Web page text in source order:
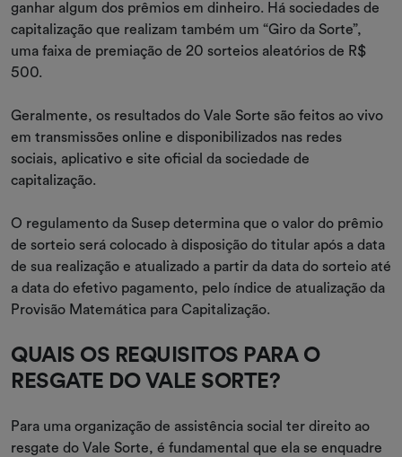
ganhar algum dos prêmios em dinheiro. Há sociedades de
capitalização que realizam também um “Giro da Sorte”,
uma faixa de premiação de 20 sorteios aleatórios de R$
500.
Geralmente, os resultados do Vale Sorte são feitos ao vivo
em transmissões online e disponibilizados nas redes
sociais, aplicativo e site oficial da sociedade de
capitalização.
O regulamento da Susep determina que o valor do prêmio
de sorteio será colocado à disposição do titular após a data
de sua realização e atualizado a partir da data do sorteio até
a data do efetivo pagamento, pelo índice de atualização da
Provisão Matemática para Capitalização.
QUAIS OS REQUISITOS PARA O
RESGATE DO VALE SORTE?
Para uma organização de assistência social ter direito ao
resgate do Vale Sorte, é fundamental que ela se enquadre